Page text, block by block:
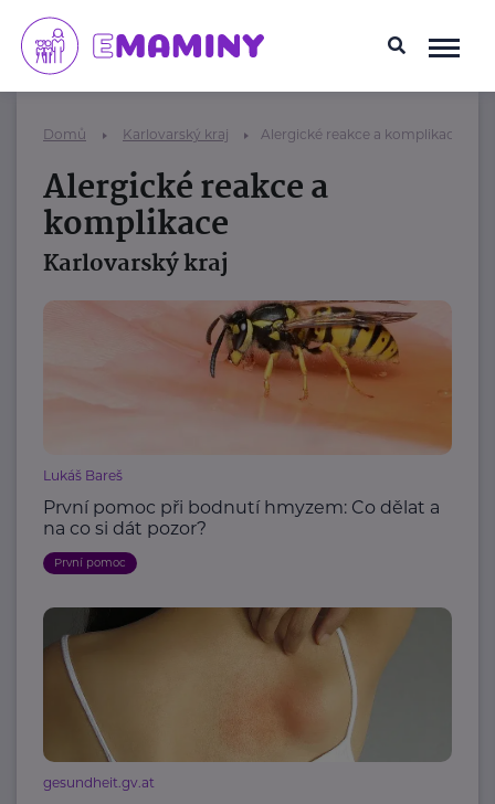
Domů Karlovarský kraj Alergické reakce a komplikace
Alergické reakce a
komplikace
Karlovarský kraj
Lukáš Bareš
První pomoc při bodnutí hmyzem: Co dělat a
na co si dát pozor?
První pomoc
gesundheit.gv.at